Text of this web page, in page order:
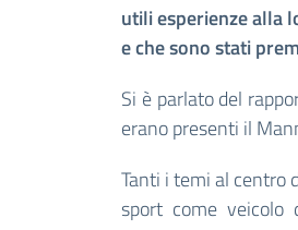
utili esperienze alla
e che sono stati
Si è parlato del
erano presenti il
Tanti i temi al centro
sport come veicolo